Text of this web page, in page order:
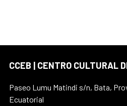
CCEB | CENTRO CULTURAL
Paseo Lumu Matindi s/n, Bata,
Ecuatorial